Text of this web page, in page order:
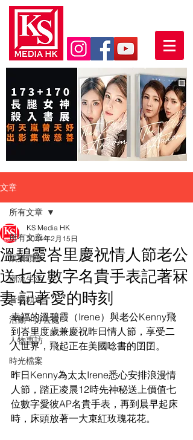
文章
所有文章
娛樂頭條
潮流生活
音樂頻道
活動・好去處
人物專訪
時光檔案
所有文章
溫碧霞峇里慶祝情人節老公
送七位數字名貴手表記著冧
妻 記著愛的時刻
KS Media HK
2024年2月15日
幸福的溫碧霞（Irene）與老公Kenny飛
到峇里度歲兼慶祝昨日情人節，享受二
人世界，飛起正在美國唸書的囝囝。
昨日Kenny為太太Irene悉心安排浪漫情
人節，踏正凌晨12時先神秘送上價值七
位數字愛彼AP名貴手表，再到晨早起床
時，床頭放著一大束紅玫瑰花花。